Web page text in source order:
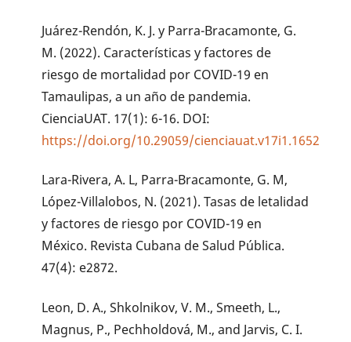
Juárez-Rendón, K. J. y Parra-Bracamonte, G.
M. (2022). Características y factores de
riesgo de mortalidad por COVID-19 en
Tamaulipas, a un año de pandemia.
CienciaUAT. 17(1): 6-16. DOI:
https://doi.org/10.29059/cienciauat.v17i1.1652
Lara-Rivera, A. L, Parra-Bracamonte, G. M,
López-Villalobos, N. (2021). Tasas de letalidad
y factores de riesgo por COVID-19 en
México. Revista Cubana de Salud Pública.
47(4): e2872.
Leon, D. A., Shkolnikov, V. M., Smeeth, L.,
Magnus, P., Pechholdová, M., and Jarvis, C. I.